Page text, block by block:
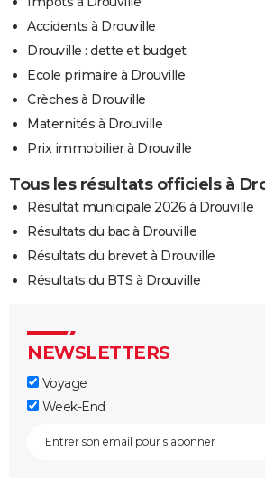
Accidents à Drouville
Drouville : dette et budget
Ecole primaire à Drouville
Crèches à Drouville
Maternités à Drouville
Prix immobilier à Drouville
Tous les résultats officiels à
Résultat municipale 2026 à Drouville
Résultats du bac à Drouville
Résultats du brevet à Drouville
Résultats du BTS à Drouville
NEWSLETTERS
Voyage
Week-End